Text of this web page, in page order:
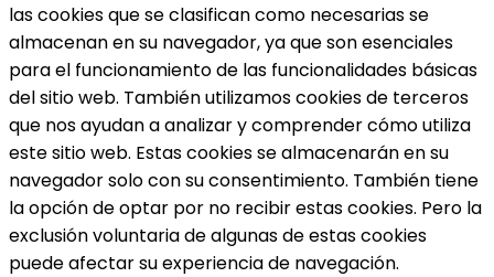
las cookies que se clasifican como necesarias se
almacenan en su navegador, ya que son esenciales
para el funcionamiento de las funcionalidades básicas
del sitio web. También utilizamos cookies de terceros
que nos ayudan a analizar y comprender cómo utiliza
este sitio web. Estas cookies se almacenarán en su
navegador solo con su consentimiento. También tiene
la opción de optar por no recibir estas cookies. Pero la
exclusión voluntaria de algunas de estas cookies
puede afectar su experiencia de navegación.